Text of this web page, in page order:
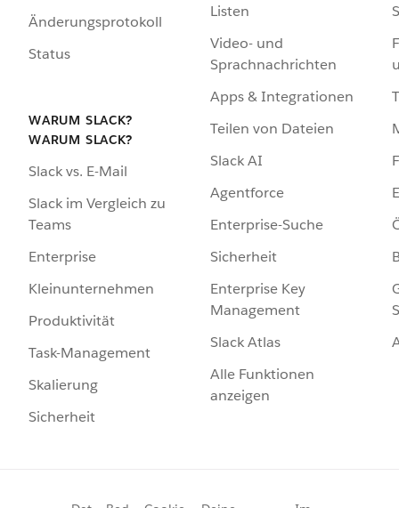
Änderungsprotokoll
Status
WARUM SLACK?
WARUM SLACK?
Slack vs. E-Mail
Slack im Vergleich zu
Teams
Enterprise
Kleinunternehmen
Produktivität
Task-Management
Skalierung
Sicherheit
Listen
Video- und
Sprachnachrichten
Apps & Integrationen
Teilen von Dateien
Slack AI
Agentforce
Enterprise-Suche
Sicherheit
Enterprise Key
Management
Slack Atlas
Alle Funktionen
anzeigen